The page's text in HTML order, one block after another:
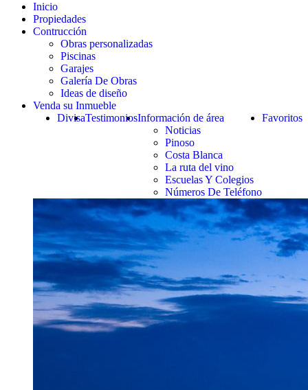
Inicio
Propiedades
Contrucción
Obras personalizadas
Piscinas
Garajes
Galería De Obras
Ideas de diseño
Venda su Inmueble
Favoritos
Información de área
Noticias
Pinoso
Costa Blanca
La ruta del vino
Escuelas Y Colegios
Números De Teléfono
Testimonios
Divisa